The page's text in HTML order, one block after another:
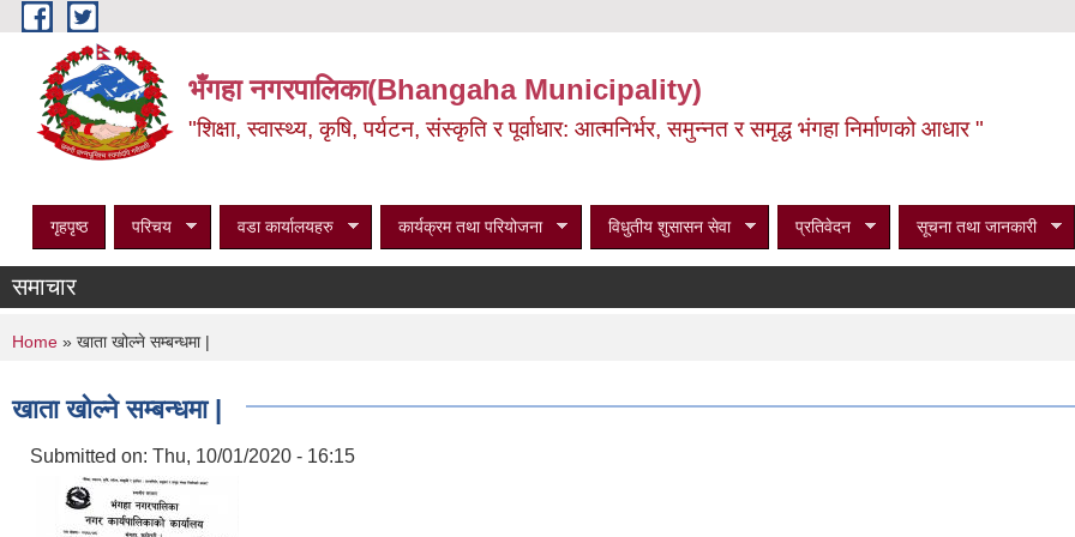
Skip to main content
भँगहा नगरपालिका(Bhangaha Municipality)
"शिक्षा, स्वास्थ्य, कृषि, पर्यटन, संस्कृति र पूर्वाधार: आत्मनिर्भर, समुन्नत र समृद्ध भंगहा निर्माणको आधार "
गृहपृष्ठ परिचय वडा कार्यालयहरु कार्यक्रम तथा परियोजना विधुतीय शुसासन सेवा प्रतिवेदन सूचना तथा जानकारी
समाचार
You are here
Home » खाता खोल्ने सम्बन्धमा |
खाता खोल्ने सम्बन्धमा |
Submitted on: Thu, 10/01/2020 - 16:15